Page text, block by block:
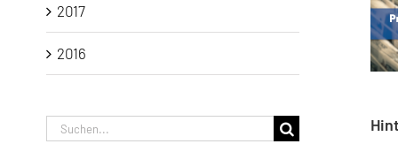
2017
2016
Suche